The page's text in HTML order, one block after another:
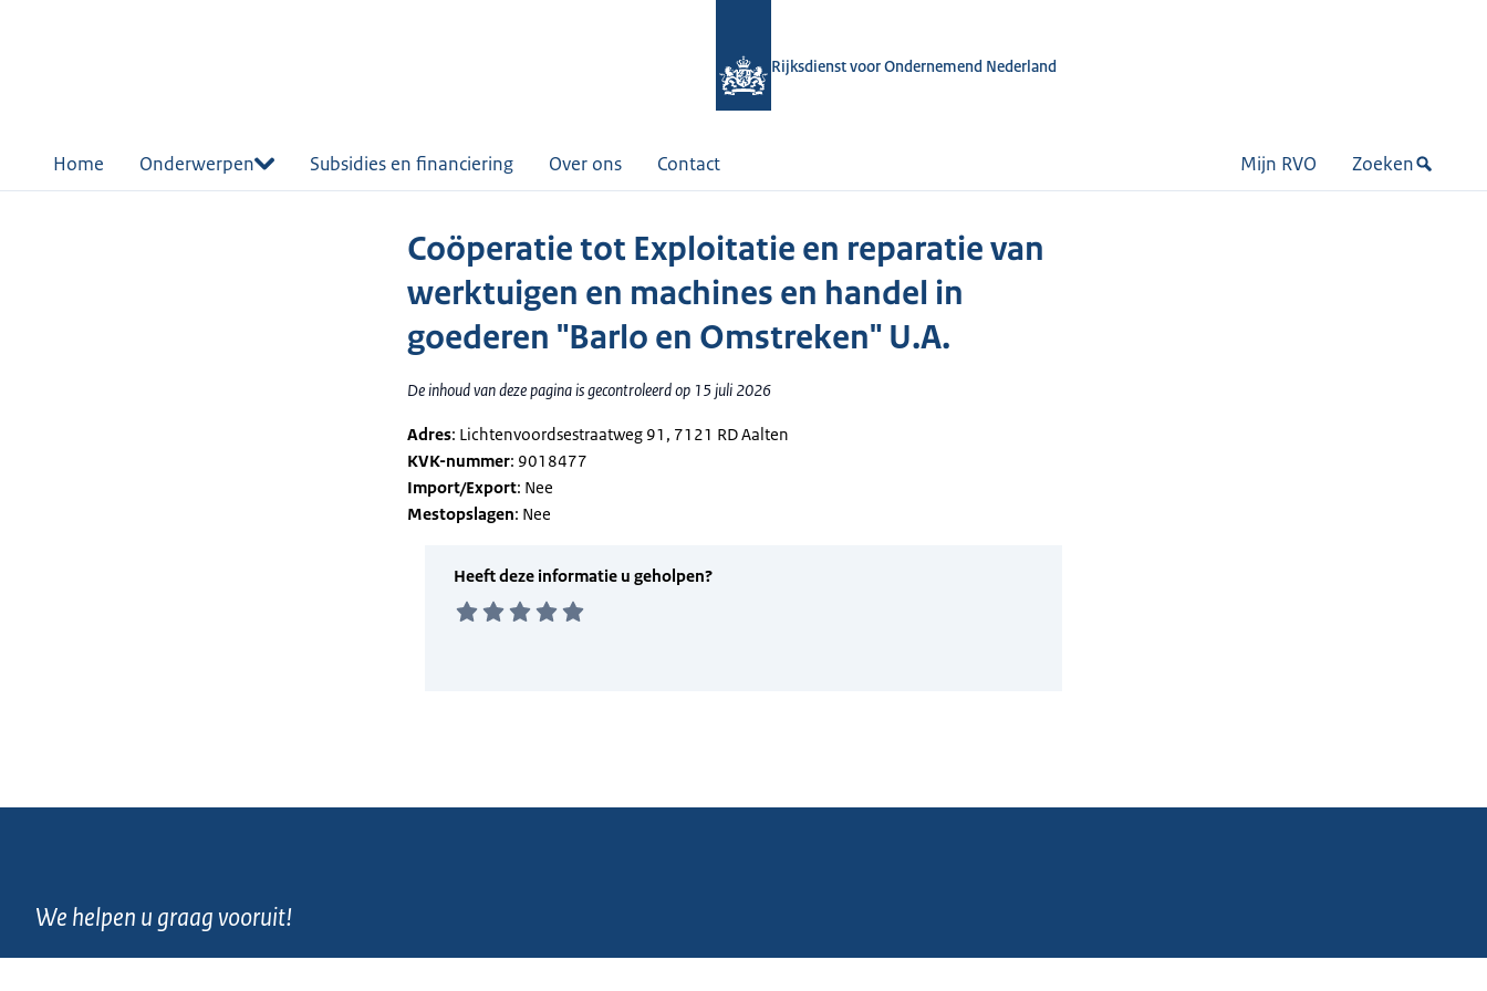
Rijksdienst voor Ondernemend Nederland
Home Onderwerpen Subsidies en financiering Over ons Contact Mijn RVO Zoeken
Coöperatie tot Exploitatie en reparatie van
werktuigen en machines en handel in
goederen "Barlo en Omstreken" U.A.
De inhoud van deze pagina is gecontroleerd op 15 juli 2026
Adres: Lichtenvoordsestraatweg 91, 7121 RD Aalten
KVK-nummer: 9018477
Import/Export: Nee
Mestopslagen: Nee
We helpen u graag vooruit!